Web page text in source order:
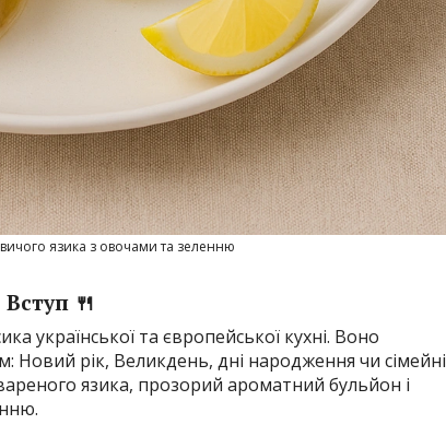
язика з овочами та зеленню
Вступ 🍴
української та європейської кухні. Воно
Новий рік, Великдень, дні народження чи сімейні
язика, прозорий ароматний бульйон і